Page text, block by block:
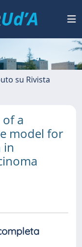
su Rivista
a
model for
in